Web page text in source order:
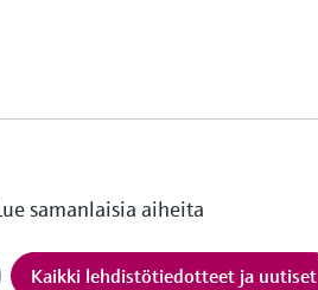
samanlaisia aiheita
Kaikki lehdistötiedotteet ja uutiset